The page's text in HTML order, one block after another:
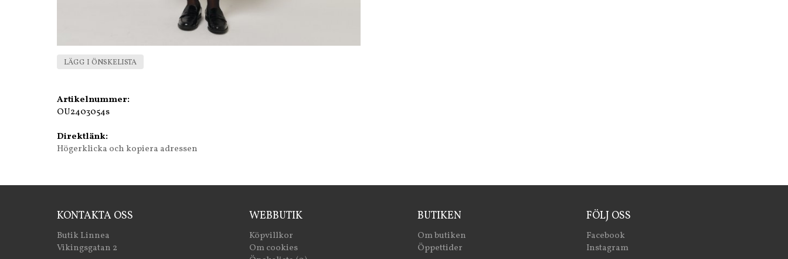
LÄGG I ÖNSKELISTA
Artikelnummer:
OU2403054s
Direktlänk:
Högerklicka och kopiera adressen
KONTAKTA OSS
Butik Linnea
Vikingsgatan 2
WEBBUTIK
Köpvillkor
Om cookies
BUTIKEN
Om butiken
Öppettider
FÖLJ OSS
Facebook
Instagram